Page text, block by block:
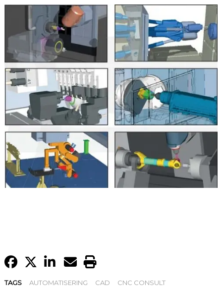
TAGS AUTOMATISERING CAD CNC CONSULT